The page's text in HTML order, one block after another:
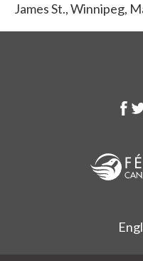
James St., Winnipeg,